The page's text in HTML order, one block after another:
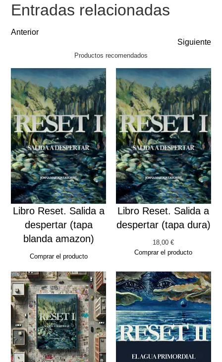
Entradas relacionadas
Anterior
Siguiente
Productos recomendados
Libro Reset. Salida a
despertar (tapa
blanda amazon)
Comprar el producto
Libro Reset. Salida a
despertar (tapa dura)
18,00€
Comprar el producto